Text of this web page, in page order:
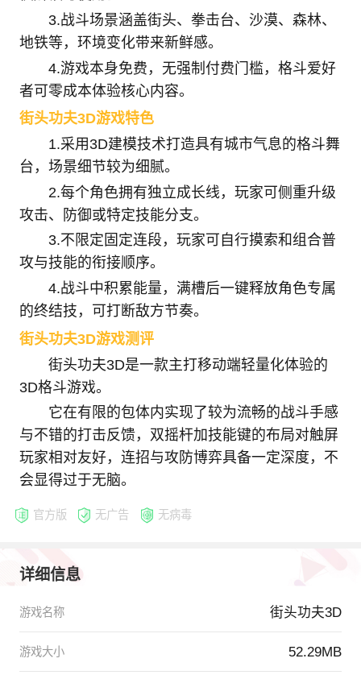
3.战斗场景涵盖街头、拳击台、沙漠、森林、
地铁等，环境变化带来新鲜感。
4.游戏本身免费，无强制付费门槛，格斗爱好
者可零成本体验核心内容。
街头功夫3D游戏特色
1.采用3D建模技术打造具有城市气息的格斗舞
台，场景细节较为细腻。
2.每个角色拥有独立成长线，玩家可侧重升级
攻击、防御或特定技能分支。
3.不限定固定连段，玩家可自行摸索和组合普
攻与技能的衔接顺序。
4.战斗中积累能量，满槽后一键释放角色专属
的终结技，可打断敌方节奏。
街头功夫3D游戏测评
街头功夫3D是一款主打移动端轻量化体验的
3D格斗游戏。
它在有限的包体内实现了较为流畅的战斗手感
与不错的打击反馈，双摇杆加技能键的布局对触屏
玩家相对友好，连招与攻防博弈具备一定深度，不
会显得过于无脑。
官方版 无广告 无病毒
详细信息
游戏名称 街头功夫3D
游戏大小 52.29MB